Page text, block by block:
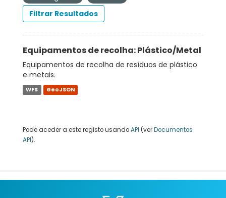
Filtrar Resultados
Equipamentos de recolha: Plástico/Metal
Equipamentos de recolha de resíduos de plástico
e metais.
WFS GeoJSON
Pode aceder a este registo usandoAPI (verDocumentos
API).